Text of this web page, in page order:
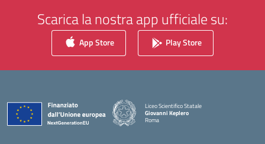
Scarica la nostra app ufficiale su:
App Store Play Store
Liceo Scientifico Statale
Giovanni Keplero
Roma